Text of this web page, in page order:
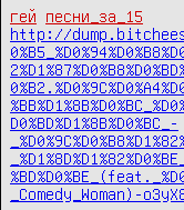
гей
песни_за_15
http://
D0%BD%D1%8B%D0%BC_-
_Comedy_Woman)-